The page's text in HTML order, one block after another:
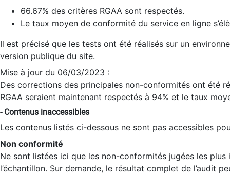
66.67% des critères RGAA sont respectés.
Le taux moyen de conformité du service en ligne
Il est précisé que les tests ont été réalisés sur un
version publique du site.
Mise à jour du 06/03/2023 :
Des corrections des principales non-conformités ont été
RGAA seraient maintenant respectés à 94% et le taux
- Contenus inaccessibles
Les contenus listés ci-dessous ne sont pas accessibles
Non conformité
Ne sont listées ici que les non-conformités jugées les
l’échantillon. Sur demande, le résultat complet de l’audit